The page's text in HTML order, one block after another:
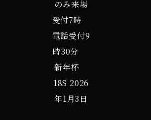
のみ来場
受付7時
電話受付9
時30分
新年杯
18S 2026
年1月3日